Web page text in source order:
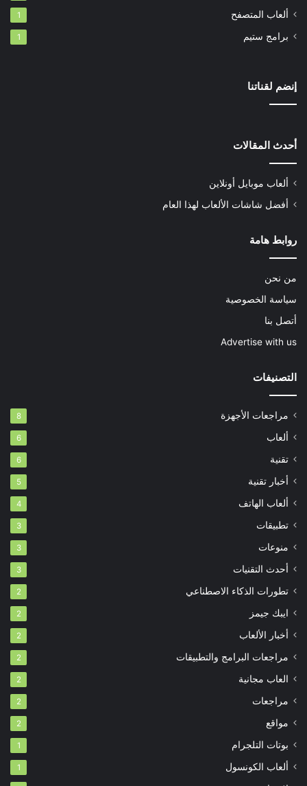
ألعاب المتصفح 1
برامج ستيم 1
إنضم لقناتنا
أحدث المقالات
ألعاب موبايل أونلاين
أفضل شاشات الألعاب لهذا العام
روابط هامة
من نحن
سياسة الخصوصية
أتصل بنا
Advertise with us
التصنيفات
مراجعات الأجهزة 8
ألعاب 6
تقنية 6
أخبار تقنية 5
ألعاب الهاتف 4
تطبيقات 3
منوعات 3
أحدث التقنيات 3
تطورات الذكاء الاصطناعي 2
ايبك جيمز 2
أخبار الألعاب 2
مراجعات البرامج والتطبيقات 2
العاب مجانية 2
مراجعات 2
مواقع 2
بوتات التلجرام 1
ألعاب الكونسول 1